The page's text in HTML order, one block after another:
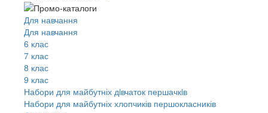
Для навчання
Для навчання
6 клас
7 клас
8 клас
9 клас
Набори для майбутніх дiвчаток першачкiв
Набори для майбутніх хлопчиків першокласників